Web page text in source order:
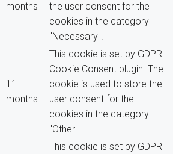
months
the user consent for the
cookies in the category
"Necessary".
11
months
This cookie is set by GDPR
Cookie Consent plugin. The
cookie is used to store the
user consent for the
cookies in the category
"Other.
This cookie is set by GDPR